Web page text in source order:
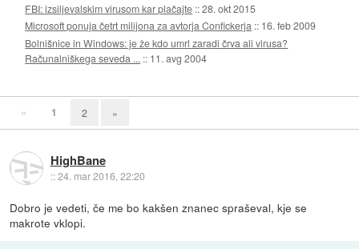
FBI: izsiljevalskim virusom kar plačajte ::28. okt 2015
Microsoft ponuja četrt milijona za avtorja Confickerja :: 16. feb 2009
Bolnišnice in Windows: je že kdo umrl zaradi črva ali virusa?
Računalniškega seveda ... :: 11. avg 2004
« 1 2 »
HighBane
::24. mar 2016, 22:20
Dobro je vedeti, če me bo kakšen znanec spraševal, kje se
makrote vklopi.